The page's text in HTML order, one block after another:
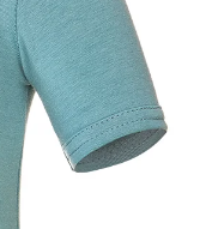
Wir
- DENIM